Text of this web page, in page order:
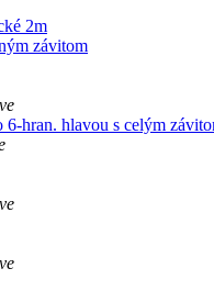
2m
závitom
hran. hlavou s celým